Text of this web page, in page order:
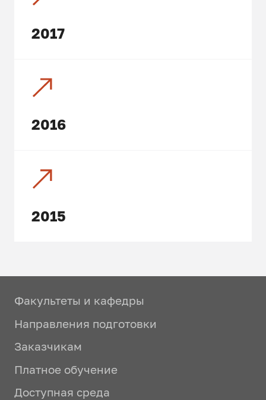
2017
2016
2015
Факультеты и кафедры
Направления подготовки
Заказчикам
Платное обучение
Доступная среда